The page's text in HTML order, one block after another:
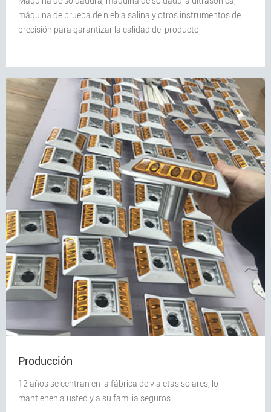
máquina de prueba de niebla salina y otros instrumentos de
precisión para garantizar la calidad del producto.
Producción
12 años se centran en la fábrica de vialetas solares, lo
mantienen a usted y a su familia seguros.